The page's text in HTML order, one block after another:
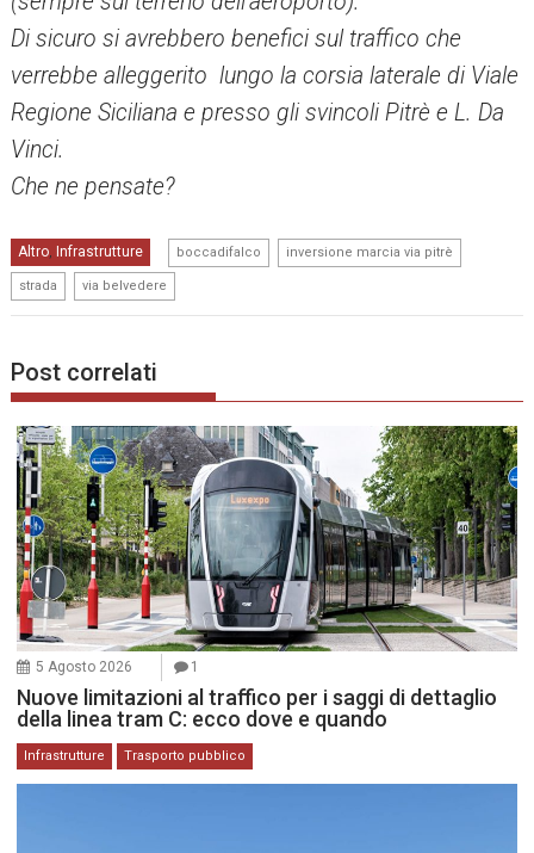
Di sicuro si avrebbero benefici sul traffico che
verrebbe alleggerito lungo la corsia laterale di Viale
Regione Siciliana e presso gli svincoli Pitrè e L. Da
Vinci.
Che ne pensate?
Altro, Infrastrutture boccadifalco inversione marcia via pitrè
strada via belvedere
Post correlati
5 Agosto 2026 1
Nuove limitazioni al traffico per i saggi di dettaglio
della linea tram C: ecco dove e quando
Infrastrutture Trasporto pubblico